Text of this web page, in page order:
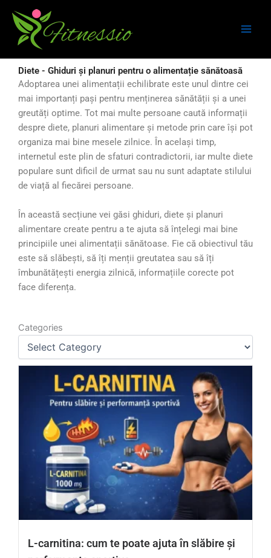
content
Diete - Ghiduri și planuri pentru o alimentație sănătoasă
Adoptarea unei alimentații echilibrate este unul dintre cei
mai importanți pași pentru menținerea sănătății și a unei
greutăți optime. Tot mai multe persoane caută informații
despre diete, planuri alimentare și metode prin care își pot
organiza mai bine mesele zilnice. În același timp,
internetul este plin de sfaturi contradictorii, iar multe diete
populare sunt dificil de urmat sau nu sunt adaptate stilului
de viață al fiecărei persoane.
În această secțiune vei găsi ghiduri, diete și planuri
alimentare create pentru a te ajuta să înțelegi mai bine
principiile unei alimentații sănătoase. Fie că obiectivul tău
este să slăbești, să îți menții greutatea sau să îți
îmbunătățești energia zilnică, informațiile corecte pot
face diferența.
Categories
Categories
L-carnitina: cum te poate ajuta în slăbire și